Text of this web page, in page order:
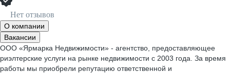
Нет отзывов
О компании
Вакансии
ООО «Ярмарка Недвижимости» - агентство, предоставляющее
риэлтерские услуги на рынке недвижимости с 2003 года. За время
работы мы приобрели репутацию ответственной и